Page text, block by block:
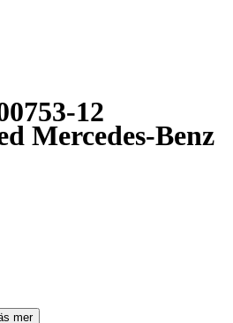
12
Mercedes-Benz
mer